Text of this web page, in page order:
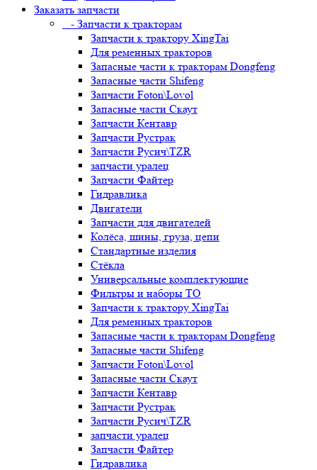
Заказать запчасти
- Запчасти к тракторам
Запчасти к трактору XingTai
Для ременных тракторов
Запасные части к тракторам Dongfeng
Запасные части Shifeng
Запчасти Foton\Lovol
Запасные части Скаут
Запчасти Кентавр
Запчасти Рустрак
Запчасти Русич\TZR
запчасти уралец
Запчасти Файтер
Гидравлика
Двигатели
Запчасти для двигателей
Колёса, шины, груза, цепи
Стандартные изделия
Стёкла
Универсальные комплектующие
Фильтры и наборы ТО
Запчасти к трактору XingTai
Для ременных тракторов
Запасные части к тракторам Dongfeng
Запасные части Shifeng
Запчасти Foton\Lovol
Запасные части Скаут
Запчасти Кентавр
Запчасти Рустрак
Запчасти Русич\TZR
запчасти уралец
Запчасти Файтер
Гидравлика